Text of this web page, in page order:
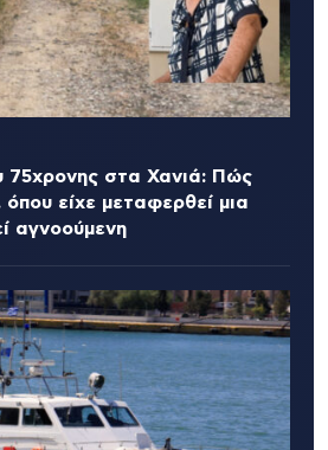
75χρονης στα Χανιά: Πώς
είχε μεταφερθεί μια
αγνοούμενη